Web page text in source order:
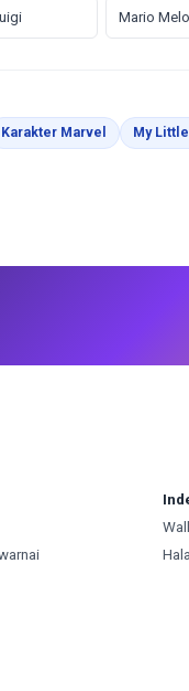
Mario
Mewarnai
Karakter Marvel Halaman
My